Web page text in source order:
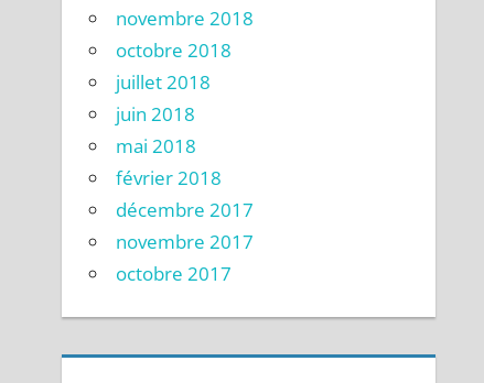
novembre 2018
octobre 2018
juillet 2018
juin 2018
mai 2018
février 2018
décembre 2017
novembre 2017
octobre 2017